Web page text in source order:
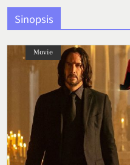
Sinopsis
Movie